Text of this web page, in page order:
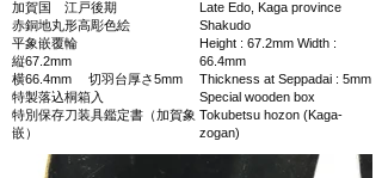
加賀国 江戸後期
赤銅地丸形高彫色絵
平象嵌覆輪
縦67.2mm
横66.4mm 切羽台厚さ5mm
特製落込桐箱入
特別保存刀装具鑑定書（加賀象
嵌）
Late Edo, Kaga province
Shakudo
Height : 67.2mm Width :
66.4mm
Thickness at Seppadai : 5mm
Special wooden box
Tokubetsu hozon (Kaga-
zogan)